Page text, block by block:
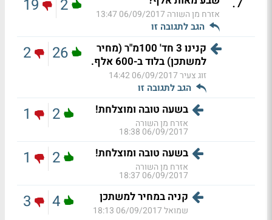
אזרח מן השורה 06/09/2017 13:47
הגב לתגובה זו
2
19
קנינו 3 חד' 100מ"ר (מחיר
למשתכן) בלוד ב-600 אלף.
זוג צעיר06/09/2017 14:42
הגב לתגובה זו
26
2
בשעה טובה ומוצלחת!
אזרח מן השורה
06/09/2017 18:38
2
1
בשעה טובה ומוצלחת!
אזרח מן השורה
06/09/2017 18:37
2
1
קניה במחיר למשתכן
שמואל06/09/2017 18:13
4
3